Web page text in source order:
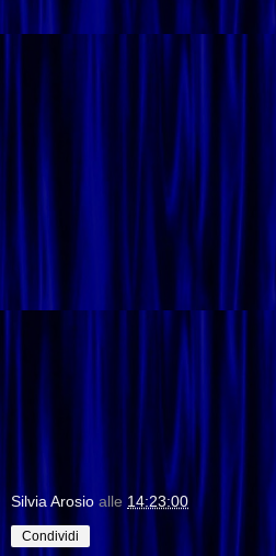
Silvia Arosio alle 14:23:00
Condividi